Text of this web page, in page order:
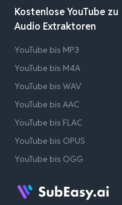
Kostenlose YouTube zu
Audio Extraktoren
YouTube bis MP3
YouTube bis M4A
YouTube bis WAV
YouTube bis AAC
YouTube bis FLAC
YouTube bis OPUS
YouTube bis OGG